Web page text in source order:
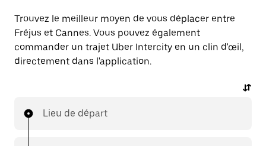
Trouvez le meilleur moyen de vous déplacer entre
Fréjus et Cannes. Vous pouvez également
commander un trajet Uber Intercity en un clin d'œil,
directement dans l'application.
Lieu de départ